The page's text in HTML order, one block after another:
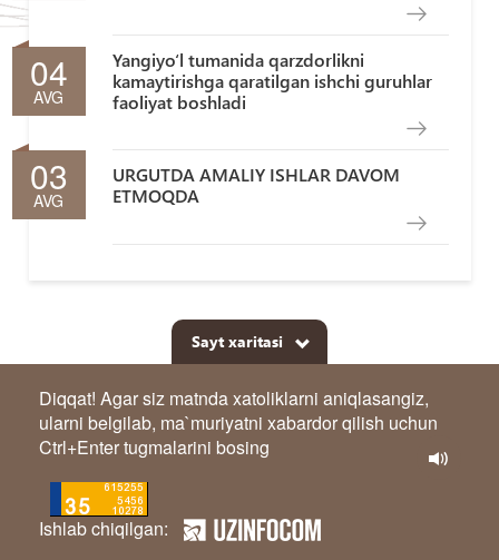
04
AVG
Yangiyo‘l tumanida qarzdorlikni
kamaytirishga qaratilgan ishchi guruhlar
faoliyat boshladi
03
AVG
URGUTDA AMALIY ISHLAR DAVOM
ETMOQDA
Sayt xaritasi
Diqqat! Agar siz matnda xatoliklarni aniqlasangiz,
ularni belgilab, ma`muriyatni xabardor qilish uchun
Ctrl+Enter tugmalarini bosing
Ishlab chiqilgan: